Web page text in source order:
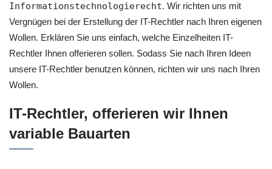
Informationstechnologierecht. Wir richten uns mit
Vergnügen bei der Erstellung der IT-Rechtler nach Ihren eigenen
Wollen. Erklären Sie uns einfach, welche Einzelheiten IT-
Rechtler Ihnen offerieren sollen. Sodass Sie nach Ihren Ideen
unsere IT-Rechtler benutzen können, richten wir uns nach Ihren
Wollen.
IT-Rechtler, offerieren wir Ihnen
variable Bauarten